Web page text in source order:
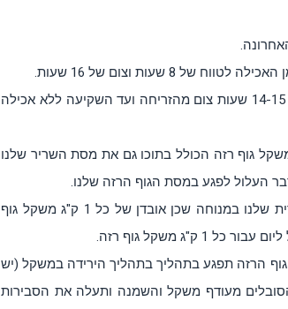
שעות וצום של 16 שעות.
כמובן צום יכול להתבצע גם מסיבות דתיות כמו צום הרמדאן הכולל 14-15 שעות צום מהזריחה ועד השקיעה ללא אכילה
גוף רזה הכולל בתוכו גם את מסת השריר שלנו
העלול לפגע במסת הגוף הרזה שלנו.
שמירה על מסת הגוף הרזה הינה חשובה מבחינת ההוצאה הקלורית שלנו במנוחה שכן אובדן של כל 1 ק"ג משקל גוף
הרזה תפגע בתהליך בתהליך הירידה במשקל (יש
בהינתן), תעלה את הסיכון לסכרת סוג 2 בקרב הסובלים מעודף משקל והשמנה ותעלה את הסבירות